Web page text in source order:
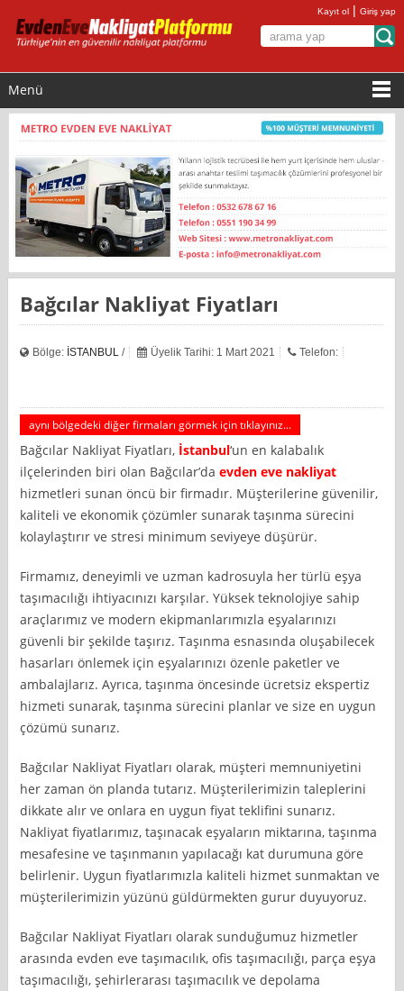
Kayıt ol |Giriş yap
Menü
Bağcılar Nakliyat Fiyatları
Bölge: İSTANBUL / Üyelik Tarihi: 1 Mart 2021 Telefon:
aynı bölgedeki diğer firmaları görmek için tıklayınız...
Bağcılar Nakliyat Fiyatları, İstanbul‘un en kalabalık
ilçelerinden biri olan Bağcılar’daevden eve nakliyat
hizmetleri sunan öncü bir firmadır. Müşterilerine güvenilir,
kaliteli ve ekonomik çözümler sunarak taşınma sürecini
kolaylaştırır ve stresi minimum seviyeye düşürür.
Firmamız, deneyimli ve uzman kadrosuyla her türlü eşya
taşımacılığı ihtiyacınızı karşılar. Yüksek teknolojiye sahip
araçlarımız ve modern ekipmanlarımızla eşyalarınızı
güvenli bir şekilde taşırız. Taşınma esnasında oluşabilecek
hasarları önlemek için eşyalarınızı özenle paketler ve
ambalajlarız. Ayrıca, taşınma öncesinde ücretsiz ekspertiz
hizmeti sunarak, taşınma sürecini planlar ve size en uygun
çözümü sunarız.
Bağcılar Nakliyat Fiyatları olarak, müşteri memnuniyetini
her zaman ön planda tutarız. Müşterilerimizin taleplerini
dikkate alır ve onlara en uygun fiyat teklifini sunarız.
Nakliyat fiyatlarımız, taşınacak eşyaların miktarına, taşınma
mesafesine ve taşınmanın yapılacağı kat durumuna göre
belirlenir. Uygun fiyatlarımızla kaliteli hizmet sunmaktan ve
müşterilerimizin yüzünü güldürmekten gurur duyuyoruz.
Bağcılar Nakliyat Fiyatları olarak sunduğumuz hizmetler
arasında evden eve taşımacılık, ofis taşımacılığı, parça eşya
taşımacılığı, şehirlerarası taşımacılık ve depolama